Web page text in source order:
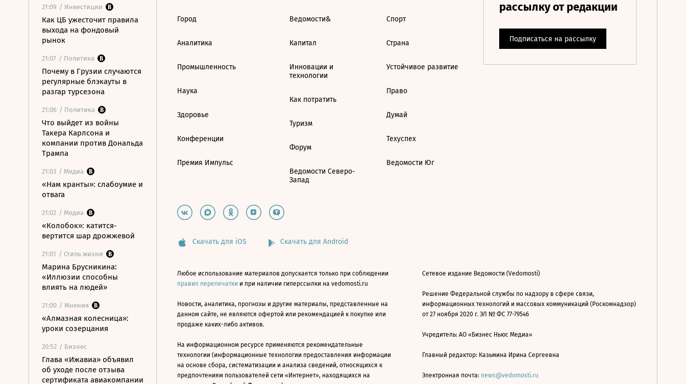
21:09 / Инвестиции
Как ЦБ ужесточит правила
выхода на фондовый
рынок
21:07 / Политика
Почему в Грузии случаются
регулярные блэкауты в
разгар турсезона
21:06 / Политика
Что выйдет из войны
Такера Карлсона и
компании против Дональда
Трампа
21:03 / Медиа
«Нам кранты»: слабоумие и
отвага
21:02 / Медиа
«Колобок»: катится-
вертится шар дрожжевой
21:01 / Стиль жизни
Марина Брусникина:
«Иллюзии способны
влиять на людей»
21:00 / Мнения
«Алмазная колесница»:
уроки созерцания
20:52 / Бизнес
Глава «Ижавиа» объявил
об уходе после отзыва
сертификата авиакомпании
Город
Аналитика
Промышленность
Наука
Здоровье
Конференции
Премия Импульс
Ведомости&
Капитал
Инновации и
технологии
Как потратить
Туризм
Форум
Ведомости Северо-
Запад
Спорт
Страна
Устойчивое развитие
Право
Думай
Техуспех
Ведомости Юг
Скачать для iOS Скачать для Android
Любое использование материалов допускается только при соблюдении
правил перепечатки и при наличии гиперссылки на vedomosti.ru
Новости, аналитика, прогнозы и другие материалы, представленные на
данном сайте, не являются офертой или рекомендацией к покупке или
продаже каких-либо активов.
На информационном ресурсе применяются рекомендательные
технологии (информационные технологии предоставления информации
на основе сбора, систематизации и анализа сведений, относящихся к
предпочтениям пользователей сети «Интернет», находящихся на
Сетевое издание Ведомости (Vedomosti)
Решение Федеральной службы по надзору в сфере связи,
информационных технологий и массовых коммуникаций (Роскомнадзор)
от 27 ноября 2020 г. ЭЛ № ФС 77-79546
Учредитель: АО «Бизнес Ньюс Медиа»
Главный редактор: Казьмина Ирина Сергеевна
Электронная почта: news@vedomosti.ru